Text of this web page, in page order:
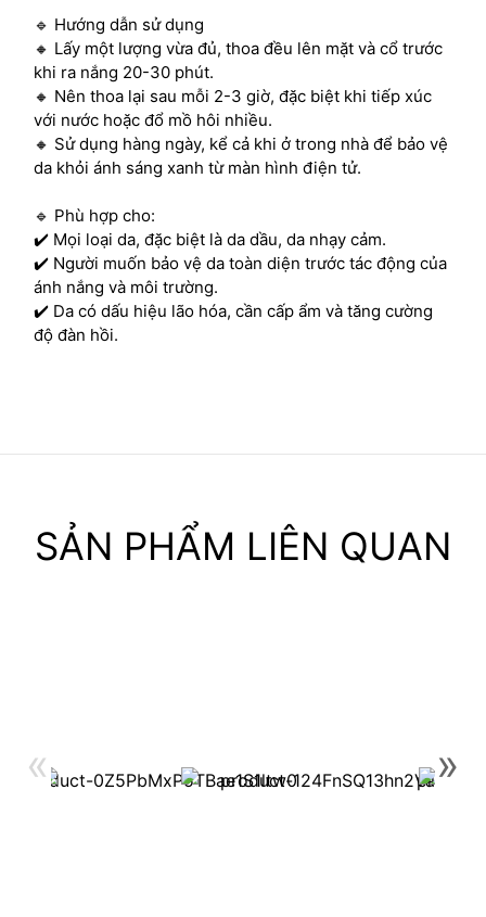
🔹 Hướng dẫn sử dụng
🔸 Lấy một lượng vừa đủ, thoa đều lên mặt và cổ trước
khi ra nắng 20-30 phút.
🔸 Nên thoa lại sau mỗi 2-3 giờ, đặc biệt khi tiếp xúc
với nước hoặc đổ mồ hôi nhiều.
🔸 Sử dụng hàng ngày, kể cả khi ở trong nhà để bảo vệ
da khỏi ánh sáng xanh từ màn hình điện tử.
🔹 Phù hợp cho:
✔️ Mọi loại da, đặc biệt là da dầu, da nhạy cảm.
✔️ Người muốn bảo vệ da toàn diện trước tác động của
ánh nắng và môi trường.
✔️ Da có dấu hiệu lão hóa, cần cấp ẩm và tăng cường
độ đàn hồi.
SẢN PHẨM LIÊN QUAN
« »